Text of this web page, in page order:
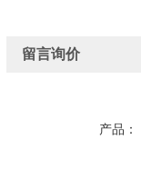
留言询价
产品：